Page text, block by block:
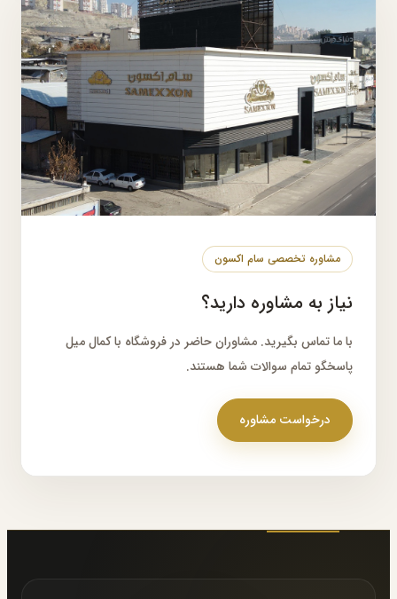
نیاز به مشاوره دارید؟
با ما تماس بگیرید. مشاوران حاضر در فروشگاه با کمال میل
پاسخگو تمام سوالات شما هستند.
درخواست مشاوره